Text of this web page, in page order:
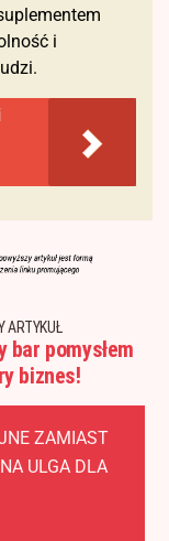
i
ARTYKUŁ
bar pomysłem
biznes!
ZAMIAST
ULGA DLA